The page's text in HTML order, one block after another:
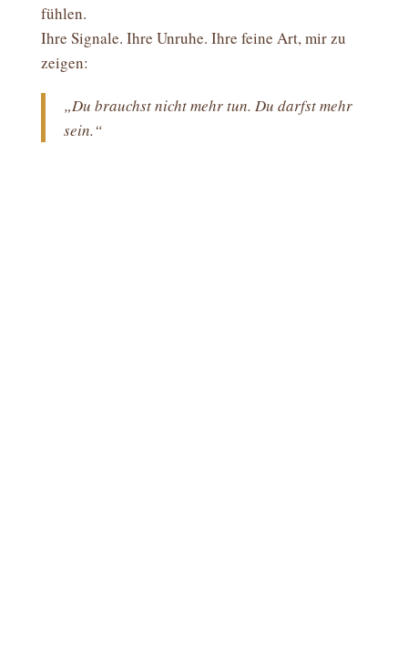
fühlen.
Ihre Signale. Ihre Unruhe. Ihre feine Art, mir zu
zeigen:
„Du brauchst nicht mehr tun. Du darfst mehr
sein.“